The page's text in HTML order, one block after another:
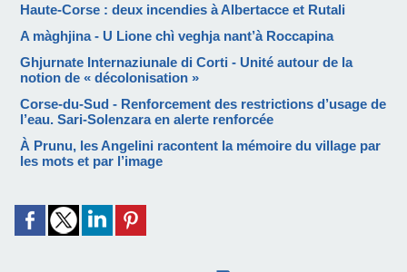
Haute-Corse : deux incendies à Albertacce et Rutali
A màghjina - U Lione chì veghja nant’à Roccapina
Ghjurnate Internaziunale di Corti - Unité autour de la
notion de « décolonisation »
Corse-du-Sud - Renforcement des restrictions d’usage de
l’eau. Sari-Solenzara en alerte renforcée
À Prunu, les Angelini racontent la mémoire du village par
les mots et par l’image